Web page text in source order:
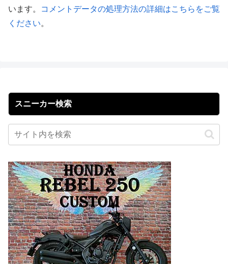
います。
コメントデータの処理方法の詳細はこちらをご覧
ください。
スニーカー検索